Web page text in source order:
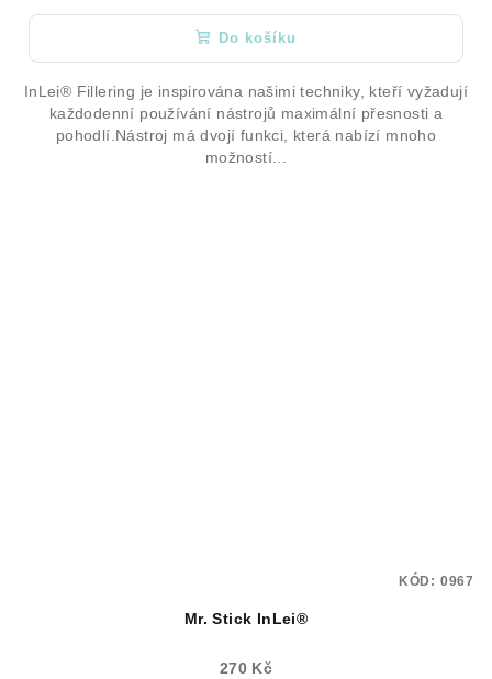
Do košíku
InLei® Fillering je inspirována našimi techniky, kteří vyžadují
každodenní používání nástrojů maximální přesnosti a
pohodlí.Nástroj má dvojí funkci, která nabízí mnoho
možností...
Mr. Stick InLei®
270 Kč
KÓD: 0967